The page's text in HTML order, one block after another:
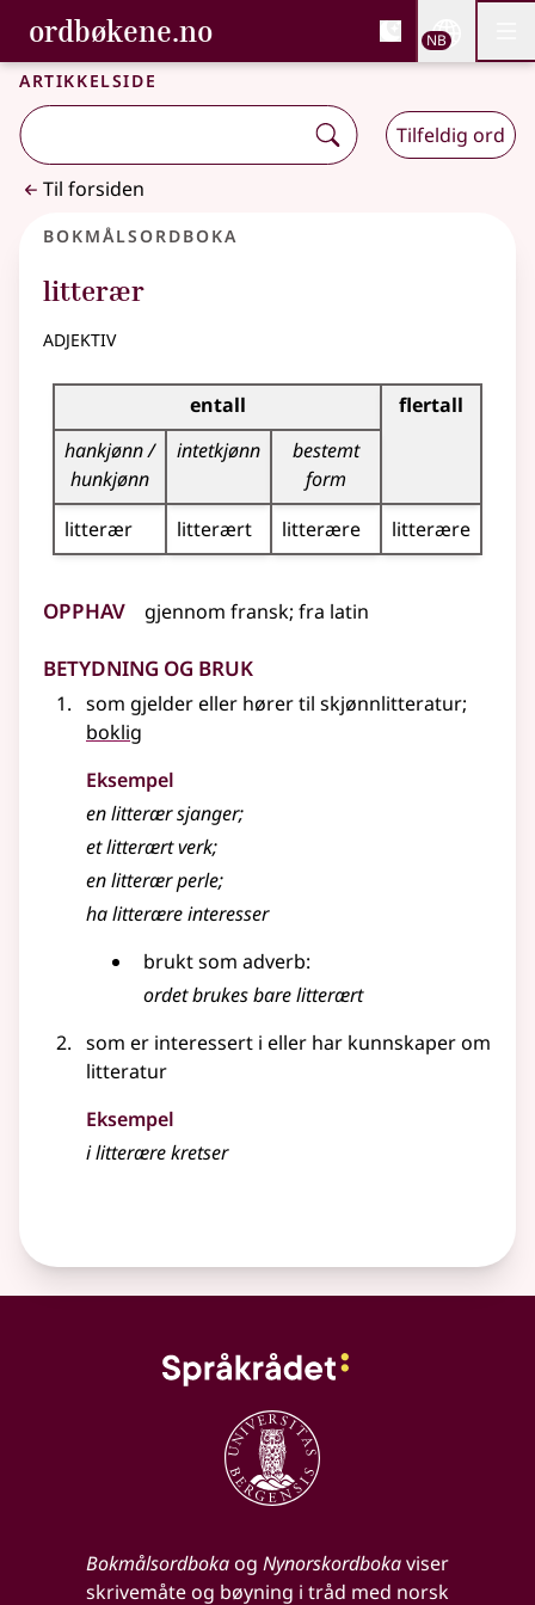
Gå til hovedinnhold
Tilgjengelighet
ordbøkene.no, Bokmålsordboka og
Bokmålsordboka og Nynorskordboka
NB
Artikkelside
Tilfeldig ord
Til forsiden
Bokmålsordboka
litterær
adjektiv
Bøyingstabell for dette adjektivet
entall
flertall
hankjønn /
hunkjønn
intetkjønn
bestemt
form
litterær
litterært litterære litterære
Opphav gjennom fransk; fra latin
Betydning og bruk
som gjelder eller hører til skjønnlitteratur;
boklig
Eksempel
enlitterærsjanger;
etlitterærtverk;
enlitterærperle;
halitteræreinteresser
brukt som adverb:
ordet brukes barelitterært
som er interessert i eller har kunnskaper om
litteratur
Eksempel
ilitterærekretser
Bokmålsordbokaog Nynorskordbokaviser
skrivemåte og bøyning i tråd med norsk